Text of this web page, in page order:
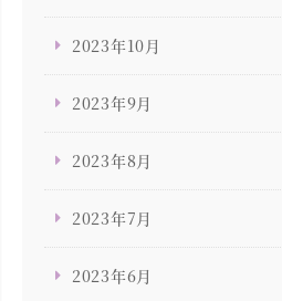
2023年10月
2023年9月
2023年8月
2023年7月
2023年6月